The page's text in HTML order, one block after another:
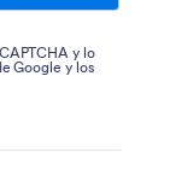
y lo
Google y los